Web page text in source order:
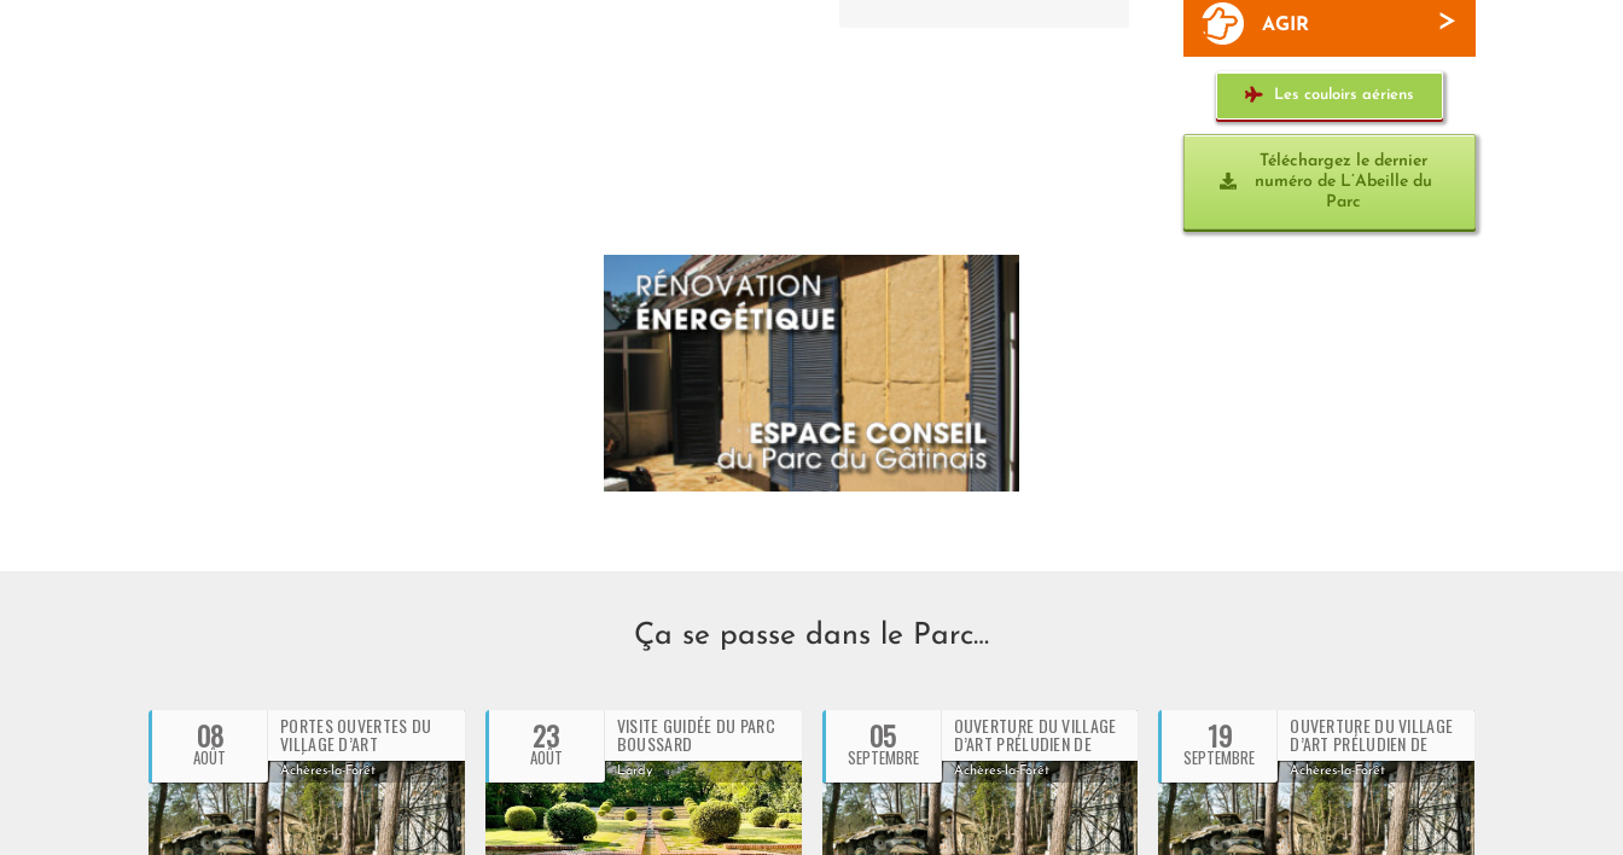
AGIR >
Les couloirs aériens
Téléchargez le dernier
numéro de L’Abeille du
Parc
Conseil en rénovation
énergétique
Découvrir
Ça se passe dans le Parc…
08
AOÛT
PORTES OUVERTES DU
VILLAGE D’ART
PRÉLUDIEN DE CHOMO
Achères-la-Forêt
23
AOÛT
VISITE GUIDÉE DU PARC
BOUSSARD
Lardy
05
SEPTEMBRE
OUVERTURE DU VILLAGE
D’ART PRÉLUDIEN DE
CHOMO
Achères-la-Forêt
19
SEPTEMBRE
OUVERTURE DU VILLAGE
D’ART PRÉLUDIEN DE
CHOMO
Achères-la-Forêt